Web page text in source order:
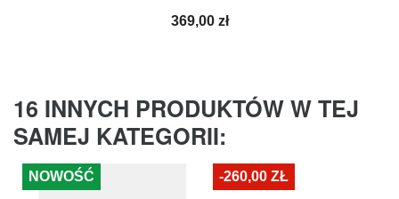
Cena
369,00 zł
16 INNYCH PRODUKTÓW W TEJ
SAMEJ KATEGORII:
NOWOŚĆ -260,00 ZŁ